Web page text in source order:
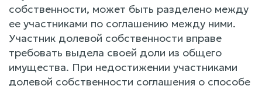
собственности, может быть разделено между
ее участниками по соглашению между ними.
Участник долевой собственности вправе
требовать выдела своей доли из общего
имущества. При недостижении участниками
долевой собственности соглашения о способе